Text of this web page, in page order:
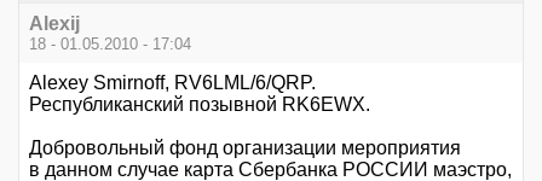
Alexij
18 - 01.05.2010 - 17:04
Alexey Smirnoff, RV6LML/6/QRP.
Республиканский позывной RK6EWX.
Добровольный фонд организации мероприятия
в данном случае карта Сбербанка РОССИИ маэстро,